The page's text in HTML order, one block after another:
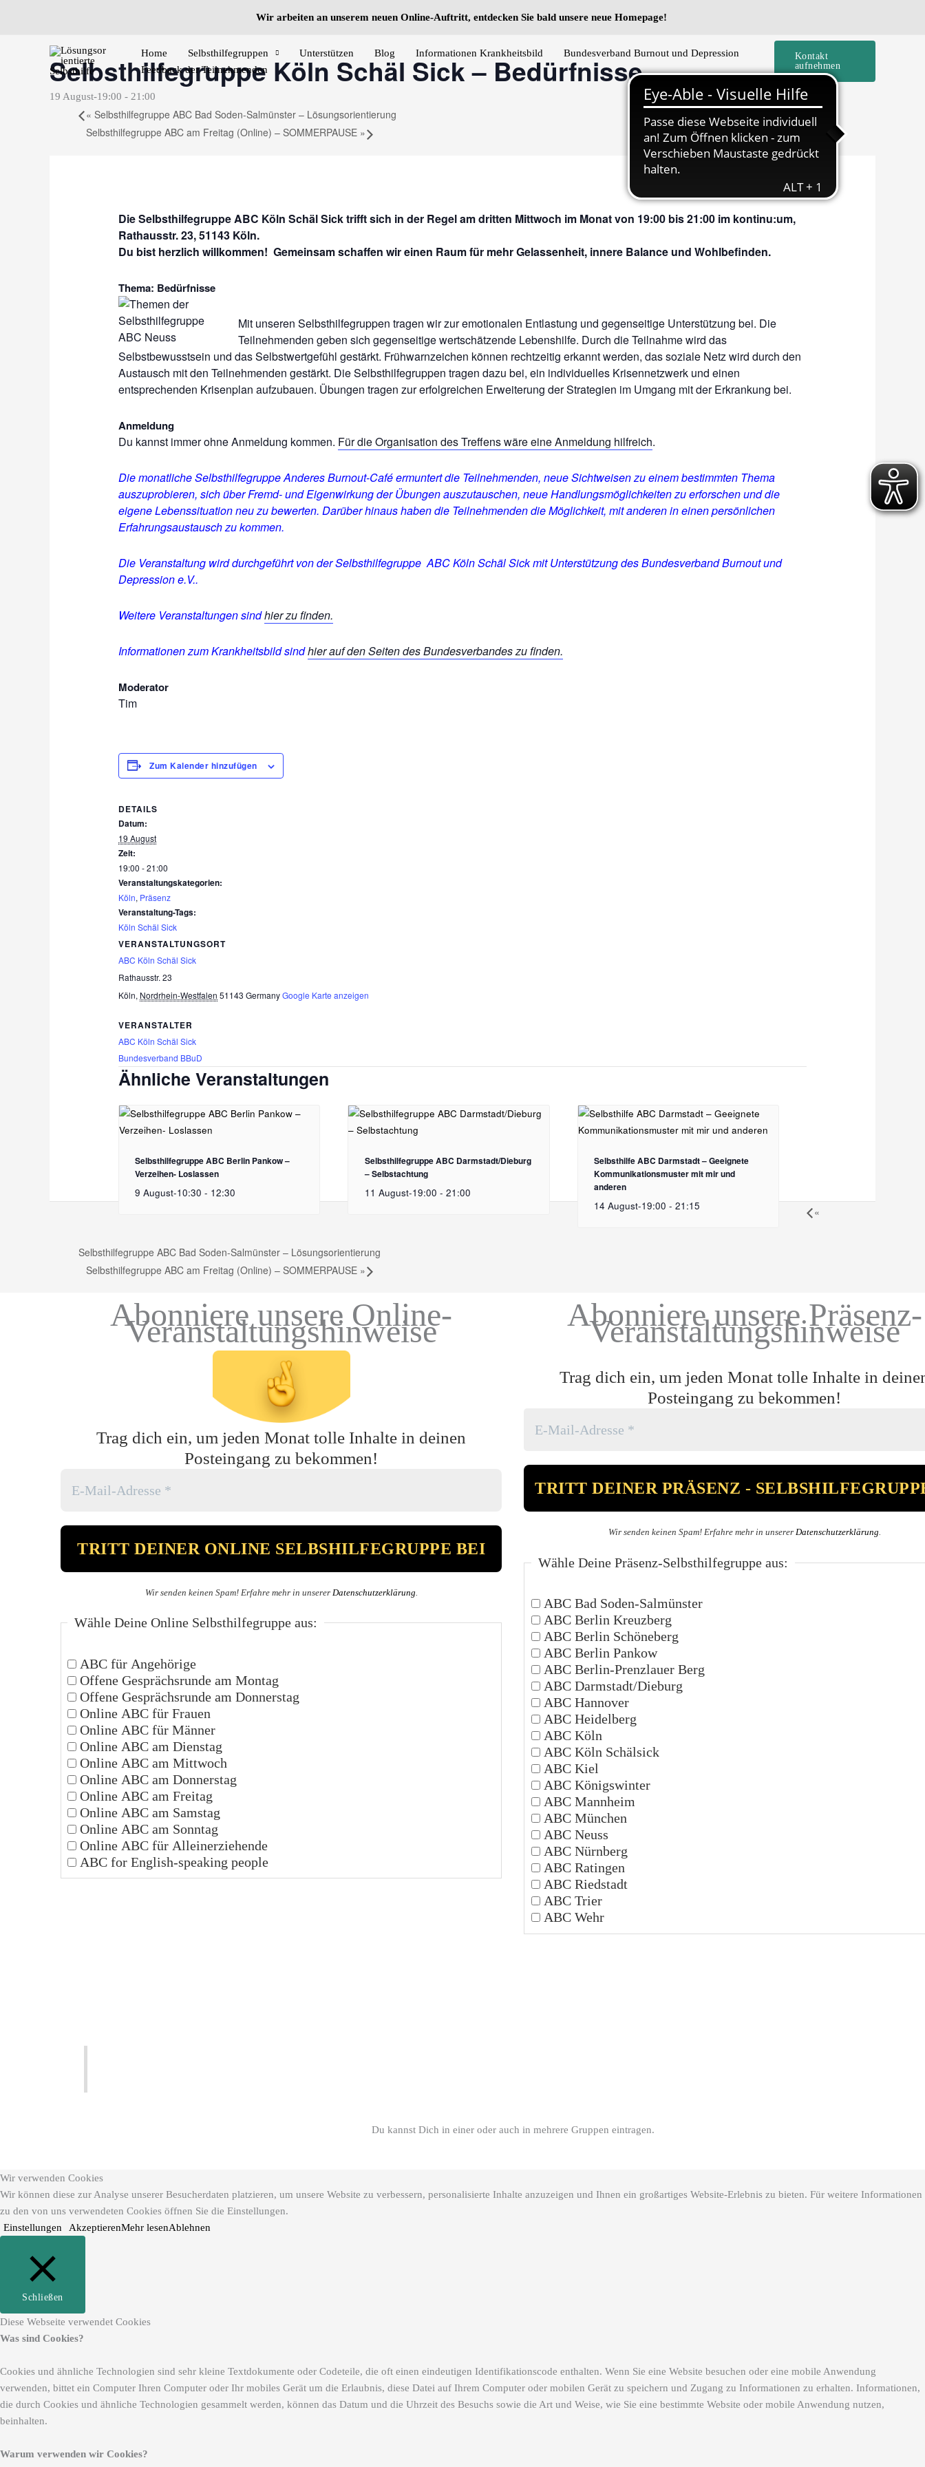
Wir arbeiten an unserem neuen Online-Auftritt, entdecken Sie bald unsere neue Homepage!
Home Selbsthilfegruppen Unterstützen Blog Informationen Krankheitsbild
Bundesverband Burnout und Depression
Feedback der Teilnehmenden
Kontakt
aufnehmen
Selbsthilfegruppe Köln Schäl Sick – Bedürfnisse
19 August-19:00 - 21:00
« Selbsthilfegruppe ABC Bad Soden-Salmünster – Lösungsorientierung
Selbsthilfegruppe ABC am Freitag (Online) – SOMMERPAUSE »
Die Selbsthilfegruppe ABC Köln Schäl Sick trifft sich in der Regel am dritten Mittwoch im Monat von 19:00 bis 21:00 im kontinu:um,
Rathausstr. 23, 51143 Köln.
Du bist herzlich willkommen! Gemeinsam schaffen wir einen Raum für mehr Gelassenheit, innere Balance und Wohlbefinden.
Thema: Bedürfnisse
Mit unseren Selbsthilfegruppen tragen wir zur emotionalen Entlastung und gegenseitige Unterstützung bei. Die
Teilnehmenden geben sich gegenseitige wertschätzende Lebenshilfe. Durch die Teilnahme wird das
Selbstbewusstsein und das Selbstwertgefühl gestärkt. Frühwarnzeichen können rechtzeitig erkannt werden, das soziale Netz wird durch den
Austausch mit den Teilnehmenden gestärkt. Die Selbsthilfegruppen tragen dazu bei, ein individuelles Krisennetzwerk und einen
entsprechenden Krisenplan aufzubauen. Übungen tragen zur erfolgreichen Erweiterung der Strategien im Umgang mit der Erkrankung bei.
Anmeldung
Du kannst immer ohne Anmeldung kommen. Für die Organisation des Treffens wäre eine Anmeldung hilfreich.
Die monatliche Selbsthilfegruppe Anderes Burnout-Café ermuntert die Teilnehmenden, neue Sichtweisen zu einem bestimmten Thema
auszuprobieren, sich über Fremd- und Eigenwirkung der Übungen auszutauschen, neue Handlungsmöglichkeiten zu erforschen und die
eigene Lebenssituation neu zu bewerten. Darüber hinaus haben die Teilnehmenden die Möglichkeit, mit anderen in einen persönlichen
Erfahrungsaustausch zu kommen.
Die Veranstaltung wird durchgeführt von der Selbsthilfegruppe ABC Köln Schäl Sick mit Unterstützung des Bundesverband Burnout und
Depression e.V..
Weitere Veranstaltungen sindhier zu finden.
Informationen zum Krankheitsbild sindhier auf den Seiten des Bundesverbandes zu finden.
Moderator
Tim
Zum Kalender hinzufügen
DETAILS
Datum:
19 August
Zeit:
19:00 - 21:00
Veranstaltungskategorien:
Köln, Präsenz
Veranstaltung-Tags:
Köln Schäl Sick
VERANSTALTUNGSORT
ABC Köln Schäl Sick
Rathausstr. 23
Köln, Nordrhein-Westfalen 51143 GermanyGoogle Karte anzeigen
VERANSTALTER
ABC Köln Schäl Sick
Bundesverband BBuD
Ähnliche Veranstaltungen
Selbsthilfegruppe ABC Berlin Pankow –
Verzeihen- Loslassen
9 August-10:30 - 12:30
Selbsthilfegruppe ABC Darmstadt/Dieburg
– Selbstachtung
11 August-19:00 - 21:00
Selbsthilfe ABC Darmstadt – Geeignete
Kommunikationsmuster mit mir und
anderen
14 August-19:00 - 21:15 «
Selbsthilfegruppe ABC Bad Soden-Salmünster – Lösungsorientierung
Selbsthilfegruppe ABC am Freitag (Online) – SOMMERPAUSE »
Abonniere unsere Online-
Veranstaltungshinweise
Trag dich ein, um jeden Monat tolle Inhalte in deinen
Posteingang zu bekommen!
Wir senden keinen Spam! Erfahre mehr in unserer Datenschutzerklärung
Wähle Deine Online Selbsthilfegruppe aus:
ABC für Angehörige
Offene Gesprächsrunde am Montag
Offene Gesprächsrunde am Donnerstag
Online ABC für Frauen
Online ABC für Männer
Online ABC am Dienstag
Online ABC am Mittwoch
Online ABC am Donnerstag
Online ABC am Freitag
Online ABC am Samstag
Online ABC am Sonntag
Online ABC für Alleinerziehende
ABC for English-speaking people
Abonniere unsere Präsenz-
Veranstaltungshinweise
Trag dich ein, um jeden Monat tolle Inhalte in
Posteingang zu bekommen!
Wir senden keinen Spam! Erfahre mehr in unserer Datenschutzerklärung.
Wähle Deine Präsenz-Selbsthilfegruppe aus:
ABC Bad Soden-Salmünster
ABC Berlin Kreuzberg
ABC Berlin Schöneberg
ABC Berlin Pankow
ABC Berlin-Prenzlauer Berg
ABC Darmstadt/Dieburg
ABC Hannover
ABC Heidelberg
ABC Köln
ABC Köln Schälsick
ABC Kiel
ABC Königswinter
ABC Mannheim
ABC München
ABC Neuss
ABC Nürnberg
ABC Ratingen
ABC Riedstadt
ABC Trier
ABC Wehr
Du kannst Dich in einer oder auch in mehrere Gruppen eintragen.
Wir verwenden Cookies
Wir können diese zur Analyse unserer Besucherdaten platzieren, um unsere Website zu verbessern, personalisierte Inhalte anzuzeigen und Ihnen ein großartiges Website-Erlebnis zu bieten. Für weitere Informationen
zu den von uns verwendeten Cookies öffnen Sie die Einstellungen.
Einstellungen
AkzeptierenMehr lesenAblehnen
Schließen
Diese Webseite verwendet Cookies
Was sind Cookies?
Cookies und ähnliche Technologien sind sehr kleine Textdokumente oder Codeteile, die oft einen eindeutigen Identifikationscode enthalten. Wenn Sie eine Website besuchen oder eine mobile Anwendung
verwenden, bittet ein Computer Ihren Computer oder Ihr mobiles Gerät um die Erlaubnis, diese Datei auf Ihrem Computer oder mobilen Gerät zu speichern und Zugang zu Informationen zu erhalten. Informationen,
die durch Cookies und ähnliche Technologien gesammelt werden, können das Datum und die Uhrzeit des Besuchs sowie die Art und Weise, wie Sie eine bestimmte Website oder mobile Anwendung nutzen,
beinhalten.
Warum verwenden wir Cookies?